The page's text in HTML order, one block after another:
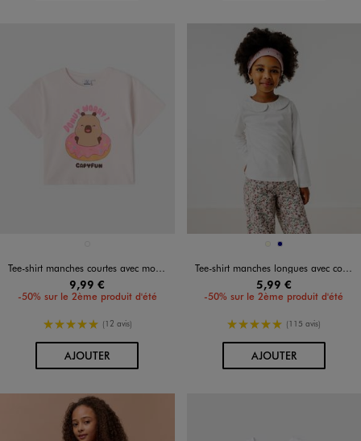
Tee-shirt manches courtes avec motif donut fille - Capyfun
9,99 €
-50% sur le 2ème produit d'été
5/5 de moyenne
(12 avis)
AJOUTERAU PANIER
Disponible en 2 coloris
ECRUMARINE
Tee-shirt manches longues avec col Claudine fille
5,99 €
-50% sur le 2ème produit d'été
5/5 de moyenne
(115 avis)
AJOUTERAU PANIER